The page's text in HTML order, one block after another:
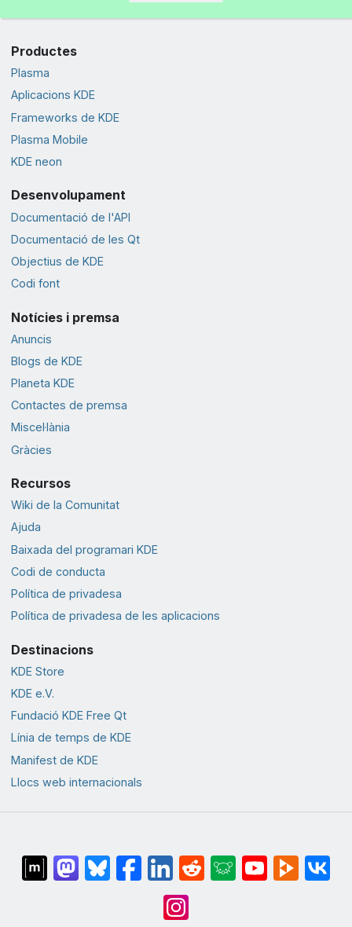
Productes
Plasma
Aplicacions KDE
Frameworks de KDE
Plasma Mobile
KDE neon
Desenvolupament
Documentació de l'API
Documentació de les Qt
Objectius de KDE
Codi font
Notícies i premsa
Anuncis
Blogs de KDE
Planeta KDE
Contactes de premsa
Miscel·lània
Gràcies
Recursos
Wiki de la Comunitat
Ajuda
Baixada del programari KDE
Codi de conducta
Política de privadesa
Política de privadesa de les aplicacions
Destinacions
KDE Store
KDE e.V.
Fundació KDE Free Qt
Línia de temps de KDE
Manifest de KDE
Llocs web internacionals